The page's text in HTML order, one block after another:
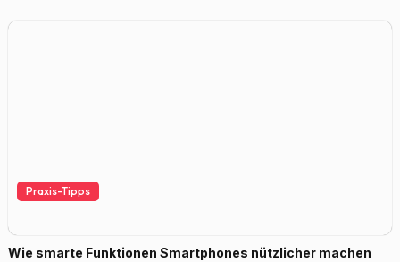
Praxis-Tipps
Wie smarte Funktionen Smartphones nützlicher machen